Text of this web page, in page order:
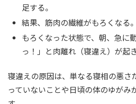
足する。
結果、筋肉の繊維がもろくなる。
もろくなった状態で、朝、急に
っ！」と肉離れ（寝違え）が起き
寝違えの原因は、単なる寝相の悪さ
っていないことや日頃の体のゆがみ